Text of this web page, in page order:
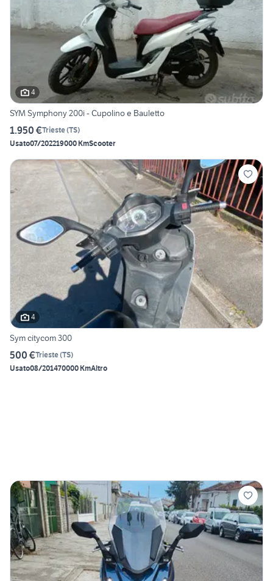
4
SYM Symphony 200i - Cupolino e Bauletto
1.950 €Trieste(TS)
Usato07/202219000 KmScooter
4
Sym citycom 300
500 €Trieste(TS)
Usato08/201470000 KmAltro